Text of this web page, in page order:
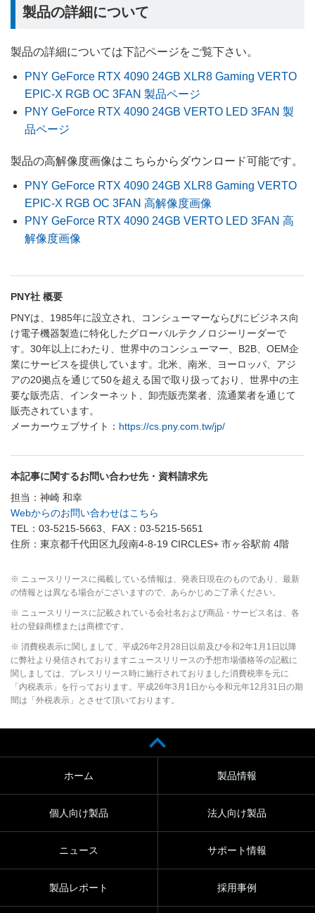
製品の詳細について
製品の詳細については下記ページをご覧下さい。
PNY GeForce RTX 4090 24GB XLR8 Gaming VERTO
EPIC-X RGB OC 3FAN 製品ページ
PNY GeForce RTX 4090 24GB VERTO LED 3FAN 製
品ページ
製品の高解像度画像はこちらからダウンロード可能です。
PNY GeForce RTX 4090 24GB XLR8 Gaming VERTO
EPIC-X RGB OC 3FAN 高解像度画像
PNY GeForce RTX 4090 24GB VERTO LED 3FAN 高
解像度画像
PNY社 概要
PNYは、1985年に設立され、コンシューマーならびにビジネス向
け電子機器製造に特化したグローバルテクノロジーリーダーで
す。30年以上にわたり、世界中のコンシューマー、B2B、OEM企
業にサービスを提供しています。北米、南米、ヨーロッパ、アジ
アの20拠点を通じて50を超える国で取り扱っており、世界中の主
要な販売店、インターネット、卸売販売業者、流通業者を通じて
販売されています。
メーカーウェブサイト： https://cs.pny.com.tw/jp/
本記事に関するお問い合わせ先・資料請求先
担当：神崎 和幸
Webからのお問い合わせはこちら
TEL：03-5215-5663、FAX：03-5215-5651
住所：東京都千代田区九段南4-8-19 CIRCLES+ 市ヶ谷駅前 4階
※ ニュースリリースに掲載している情報は、発表日現在のものであり、最新
の情報とは異なる場合がございますので、あらかじめご了承ください。
※ ニュースリリースに記載されている会社名および商品・サービス名は、各
社の登録商標または商標です。
※ 消費税表示に関しまして、平成26年2月28日以前及び令和2年1月1日以降
に弊社より発信されておりますニュースリリースの予想市場価格等の記載に
関しましては、プレスリリース時に施行されておりました消費税率を元に
「内税表示」を行っております。平成26年3月1日から令和元年12月31日の期
間は「外税表示」とさせて頂いております。
ホーム 製品情報
個人向け製品 法人向け製品
ニュース サポート情報
製品レポート 採用事例